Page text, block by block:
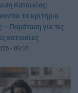
Κατοικίας:
τα κριτήρια
– Παράταση για τις
κατοικίες
- 09:01